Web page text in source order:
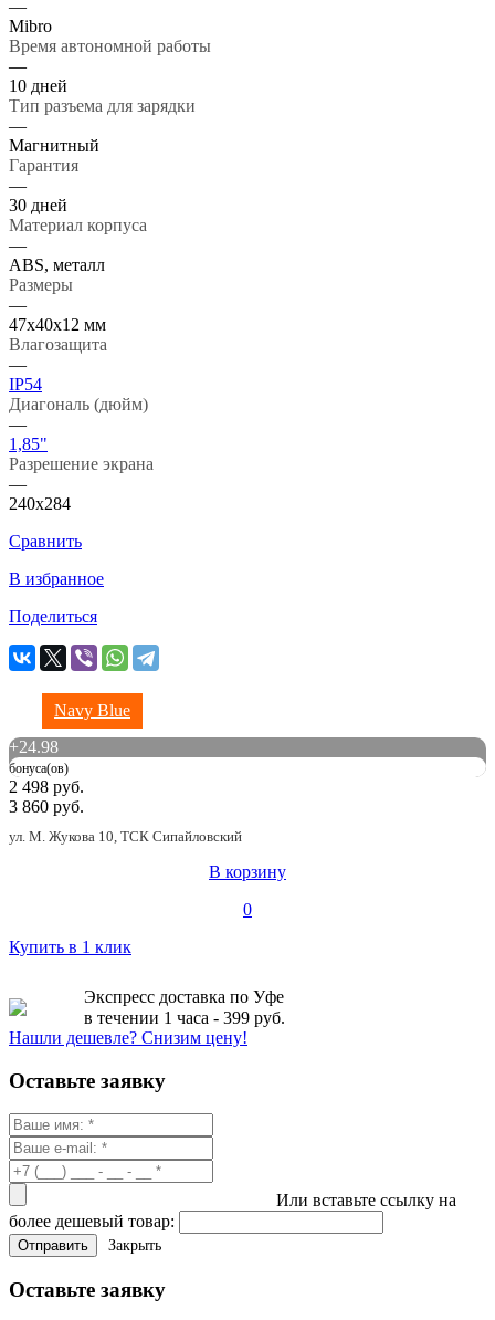
—
Mibro
Время автономной работы
—
10 дней
Тип разъема для зарядки
—
Магнитный
Гарантия
—
30 дней
Материал корпуса
—
ABS, металл
Размеры
—
47х40х12 мм
Влагозащита
—
IP54
Диагональ (дюйм)
—
1,85"
Разрешение экрана
—
240x284
Сравнить
В избранное
Поделиться
Navy Blue
+24.98
бонуса(ов)
2 498 руб.
3 860 руб.
ул. М. Жукова 10, ТСК Сипайловский
В корзину
0
Купить в 1 клик
Экспресс доставка по Уфе
в течении 1 часа - 399 руб.
Нашли дешевле? Снизим цену!
Оставьте заявку
Или вставьте ссылку на
более дешевый товар:
Закрыть
Оставьте заявку